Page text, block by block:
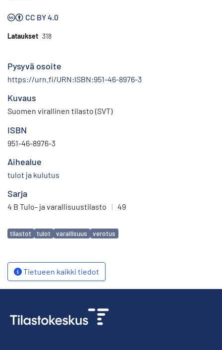
CC BY 4.0
Lataukset 318
Pysyvä osoite
https://urn.fi/URN:ISBN:951-46-8976-3
Kuvaus
Suomen virallinen tilasto (SVT)
ISBN
951-46-8976-3
Aihealue
tulot ja kulutus
Sarja
4 B Tulo- ja varallisuustilasto | 49
Avainsanat
tilastot tulot varallisuus verotus
Tietueen kaikki tiedot